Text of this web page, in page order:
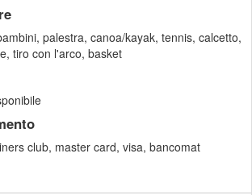
palestra, canoa/kayak, tennis, calcetto,
tiro con l'arco, basket
club, master card, visa, bancomat